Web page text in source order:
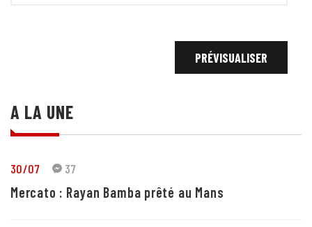
A LA UNE
30/07 37
Mercato : Rayan Bamba prêté au Mans